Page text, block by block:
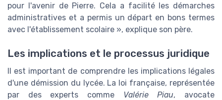
pour l'avenir de Pierre. Cela a facilité les démarches
administratives et a permis un départ en bons termes
avec l'établissement scolaire », explique son père.
Les implications et le processus juridique
Il est important de comprendre les implications légales
d'une démission du lycée. La loi française, représentée
par des experts comme Valérie Piau, avocate